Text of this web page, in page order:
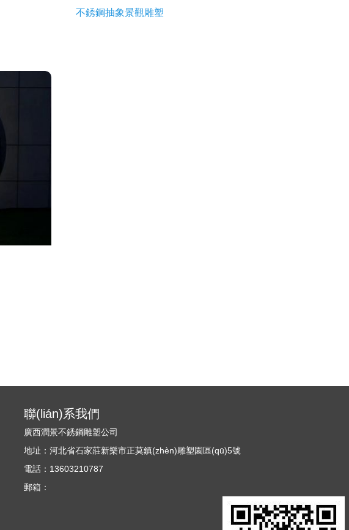
不銹鋼抽象景觀雕塑
聯(lián)系我們
廣西潤景不銹鋼雕塑公司
地址：河北省石家莊新樂市正莫鎮(zhèn)雕塑園區(qū)5號
電話：13603210787
郵箱：